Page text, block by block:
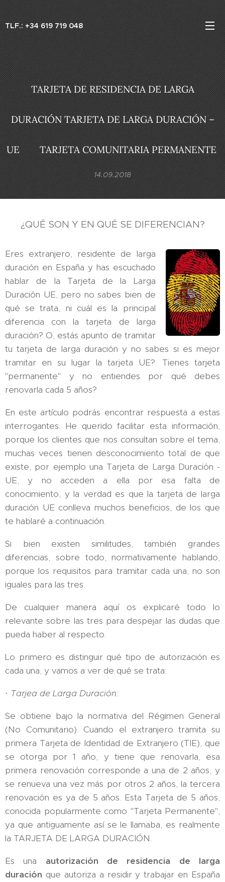
TLF.: +34 619 719 048
TARJETA DE RESIDENCIA DE LARGA
DURACIÓN TARJETA DE LARGA DURACIÓN –
UE TARJETA COMUNITARIA PERMANENTE
14.09.2018
¿QUÉ SON Y EN QUÉ SE DIFERENCIAN?
Eres extranjero, residente de larga
duración en España y has escuchado
hablar de la Tarjeta de la Larga
Duración UE, pero no sabes bien de
qué se trata, ni cuál es la principal
diferencia con la tarjeta de larga
duración? O, estás apunto de tramitar
tu tarjeta de larga duración y no sabes si es mejor
tramitar en su lugar la tarjeta UE?. Tienes tarjeta
"permanente" y no entiendes por qué debes
renovarla cada 5 años?
En este artículo podrás encontrar respuesta a estas
interrogantes. He querido facilitar esta información,
porque los clientes que nos consultan sobre el tema,
muchas veces tienen desconocimiento total de que
existe, por ejemplo una Tarjeta de Larga Duración -
UE, y no acceden a ella por esa falta de
conocimiento, y la verdad es que la tarjeta de larga
duración UE conlleva muchos beneficios, de los que
te hablaré a continuación.
Si bien existen similitudes, también grandes
diferencias, sobre todo, normativamente hablando,
porque los requisitos para tramitar cada una, no son
iguales para las tres.
De cualquier manera aquí os explicaré todo lo
relevante sobre las tres para despejar las dudas que
pueda haber al respecto.
Lo primero es distinguir qué tipo de autorización es
cada una, y vamos a ver de qué se trata:
· Tarjea de Larga Duración:
Se obtiene bajo la normativa del Régimen General
(No Comunitario). Cuando el extranjero tramita su
primera Tarjeta de Identidad de Extranjero (TIE), que
se otorga por 1 año, y tiene que renovarla, esa
primera renovación corresponde a una de 2 años, y
se renueva una vez más por otros 2 años, la tercera
renovación es ya de 5 años. Esta Tarjeta de 5 años,
conocida popularmente como "Tarjeta Permanente",
ya que antiguamente así se le llamaba, es realmente
la TARJETA DE LARGA DURACIÓN.
Es una autorización de residencia de larga
duración que autoriza a residir y trabajar en España